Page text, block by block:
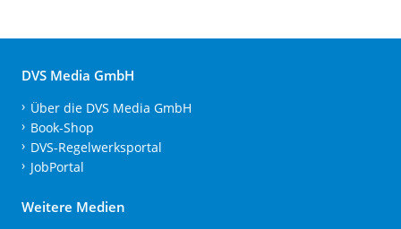
DVS Media GmbH
Über die DVS Media GmbH
Book-Shop
DVS-Regelwerksportal
JobPortal
Weitere Medien